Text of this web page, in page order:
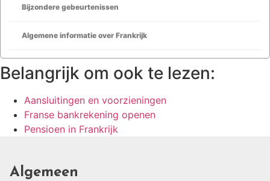
Bijzondere gebeurtenissen
Algemene informatie over Frankrijk
Belangrijk om ook te lezen:
Aansluitingen en voorzieningen
Franse bankrekening openen
Pensioen in Frankrijk
Algemeen